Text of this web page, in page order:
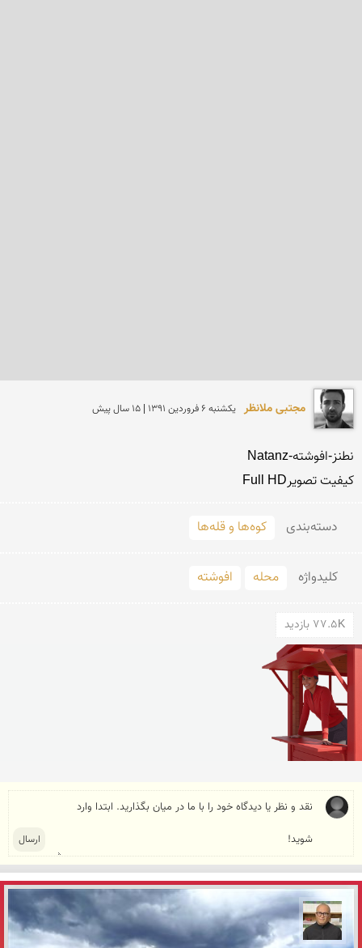
مجتبی ملانظر يكشنبه 6 فروردين 1391 | 15 سال پیش
کیفیت تصویرFull HD
دسته‌بندی کوه‌ها و قله‌ها
کلید‌واژه محله افوشته
77.5K بازدید
مازیار ذاکری